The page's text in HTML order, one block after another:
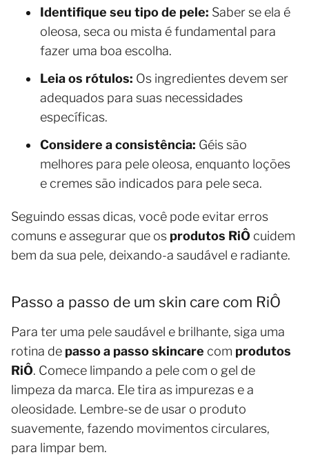
Identifique seu tipo de pele: Saber se ela é
oleosa, seca ou mista é fundamental para
fazer uma boa escolha.
Leia os rótulos: Os ingredientes devem ser
adequados para suas necessidades
específicas.
Considere a consistência: Géis são
melhores para pele oleosa, enquanto loções
e cremes são indicados para pele seca.
Seguindo essas dicas, você pode evitar erros
comuns e assegurar que os produtos RiÔ cuidem
bem da sua pele, deixando-a saudável e radiante.
Passo a passo de um skin care com RiÔ
Para ter uma pele saudável e brilhante, siga uma
rotina de passo a passo skincare com produtos
RiÔ. Comece limpando a pele com o gel de
limpeza da marca. Ele tira as impurezas e a
oleosidade. Lembre-se de usar o produto
suavemente, fazendo movimentos circulares,
para limpar bem.